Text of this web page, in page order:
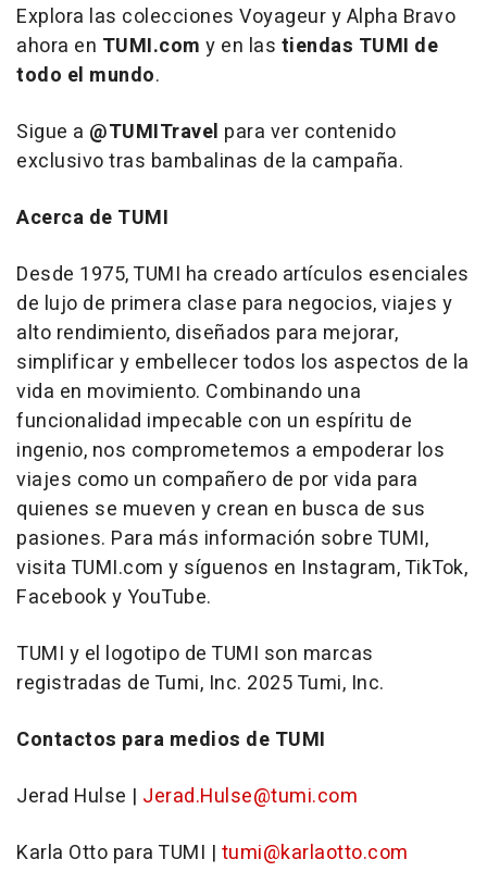
Explora las colecciones VoyageuryAlpha Bravo
ahora en TUMI.com y en las tiendas TUMI de
todo el mundo.
Sigue a @TUMITravel para ver contenido
exclusivo tras bambalinas de la campaña.
Acerca de TUMI
Desde 1975, TUMI ha creado artículos esenciales
de lujo de primera clase para negocios, viajes y
alto rendimiento, diseñados para mejorar,
simplificar y embellecer todos los aspectos de la
vida en movimiento. Combinando una
funcionalidad impecable con un espíritu de
ingenio, nos comprometemos a empoderar los
viajes como un compañero de por vida para
quienes se mueven y crean en busca de sus
pasiones. Para más información sobre TUMI,
visita TUMI.com y síguenos en Instagram, TikTok,
Facebook y YouTube.
TUMI y el logotipo de TUMI son marcas
registradas de Tumi, Inc. 2025 Tumi, Inc.
Contactos para medios de TUMI
Jerad Hulse | Jerad.Hulse@tumi.com
Karla Otto para TUMI | tumi@karlaotto.com